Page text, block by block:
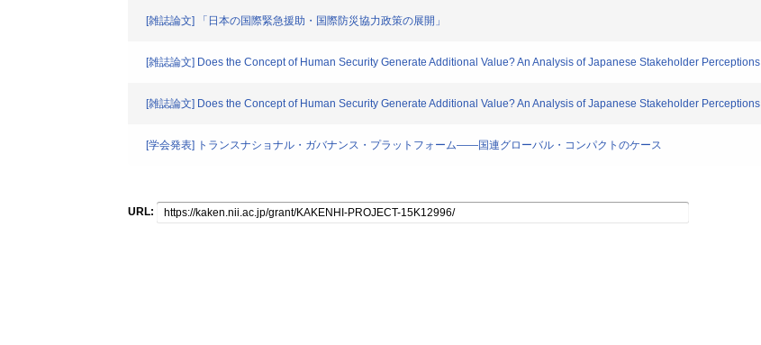
[雑誌論文] 「日本の国際緊急援助・国際防災協力政策の展開」
[雑誌論文] Does the Concept of Human Security Generate Additional Value? An Analysis of Japanese Stakeholder Perceptions
[雑誌論文] Does the Concept of Human Security Generate Additional Value? An Analysis of Japanese Stakeholder Perceptions
[学会発表] トランスナショナル・ガバナンス・プラットフォーム――国連グローバル・コンパクトのケース
URL: